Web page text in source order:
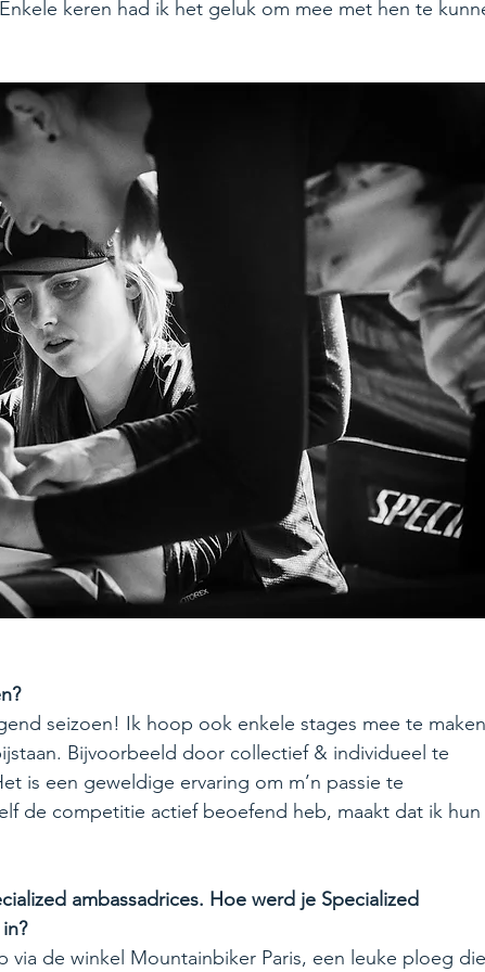
keren had ik het geluk om mee met hen te
seizoen! Ik hoop ook enkele stages mee te
Bijvoorbeeld door collectief & individueel te
is een geweldige ervaring om m’n passie te
de competitie actief beoefend heb, maakt dat ik hun
ambassadrices. Hoe werd je Specialized
via de winkel Mountainbiker Paris, een leuke ploeg